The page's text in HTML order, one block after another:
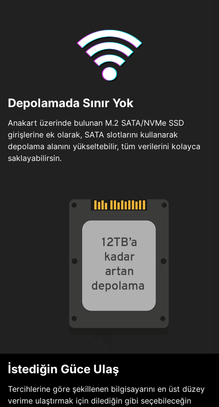
Depolamada Sınır Yok
Anakart üzerinde bulunan M.2 SATA/NVMe SSD
girişlerine ek olarak, SATA slotlarını kullanarak
depolama alanını yükseltebilir, tüm verilerini kolayca
saklayabilirsin.
İstediğin Güce Ulaş
Tercihlerine göre şekillenen bilgisayarını en üst düzey
verime ulaştırmak için dilediğin gibi seçebileceğin